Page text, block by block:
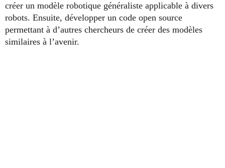
créer un modèle robotique généraliste applicable à divers
robots. Ensuite, développer un code open source
permettant à d’autres chercheurs de créer des modèles
similaires à l’avenir.